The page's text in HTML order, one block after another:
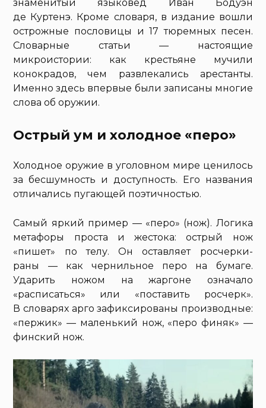
знаменитый языковед Иван Бодуэн
де Куртенэ. Кроме словаря, в издание вошли
острожные пословицы и 17 тюремных песен.
Словарные статьи — настоящие
микроистории: как крестьяне мучили
конокрадов, чем развлекались арестанты.
Именно здесь впервые были записаны многие
слова об оружии.
Острый ум и холодное «перо»
Холодное оружие в уголовном мире ценилось
за бесшумность и доступность. Его названия
отличались пугающей поэтичностью.
Самый яркий пример — «перо» (нож). Логика
метафоры проста и жестока: острый нож
«пишет» по телу. Он оставляет росчерки-
раны — как чернильное перо на бумаге.
Ударить ножом на жаргоне означало
«расписаться» или «поставить росчерк».
В словарях арго зафиксированы производные:
«пержик» — маленький нож, «перо финяк» —
финский нож.